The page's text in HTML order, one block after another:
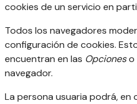
cookies de un servicio en
Todos los navegadores
configuración de cookies.
encuentran en las Opcioneso
navegador.
La persona usuaria podrá, en